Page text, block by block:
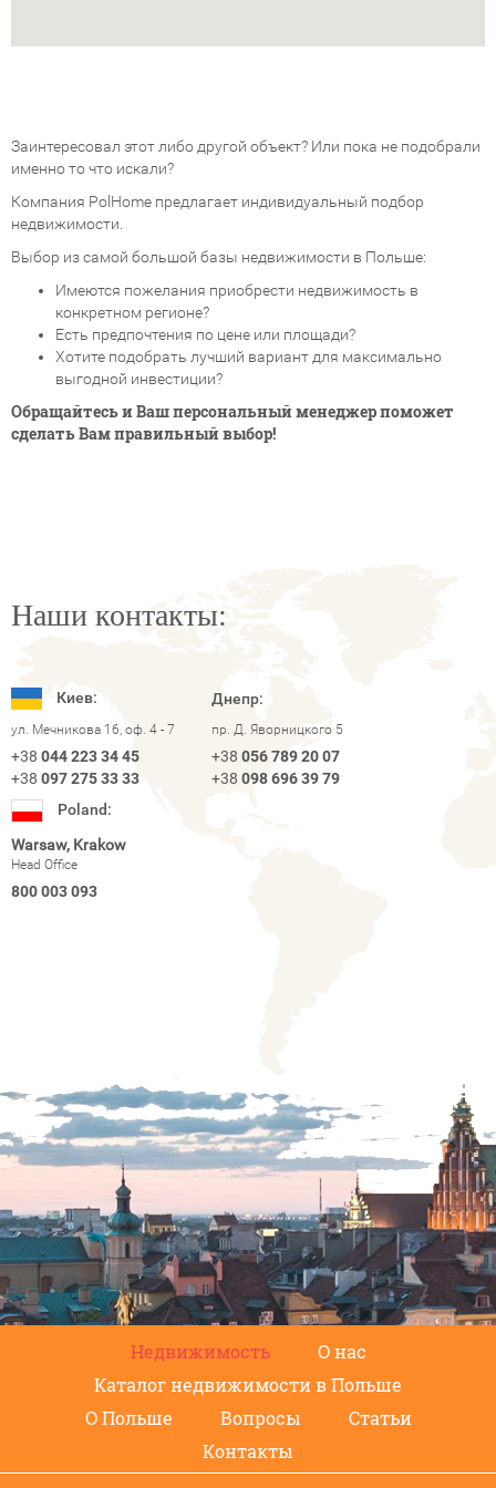
Заинтересовал этот либо другой объект? Или пока не подобрали
именно то что искали?
Компания PolHome предлагает индивидуальный подбор
недвижимости.
Выбор из самой большой базы недвижимости в Польше:
Имеются пожелания приобрести недвижимость в
конкретном регионе?
Есть предпочтения по цене или площади?
Хотите подобрать лучший вариант для максимально
выгодной инвестиции?
Обращайтесь и Ваш персональный менеджер поможет
сделать Вам правильный выбор!
Наши контакты:
Киев:
ул. Мечникова 16, оф. 4 - 7
+38 044 223 34 45
+38 097 275 33 33
Днепр:
пр. Д. Яворницкого 5
+38 056 789 20 07
+38 098 696 39 79
Poland:
Warsaw, Krakow
Head Office
800 003 093
Недвижимость
О нас
Каталог недвижимости в Польше
О Польше
Вопросы
Статьи
Контакты